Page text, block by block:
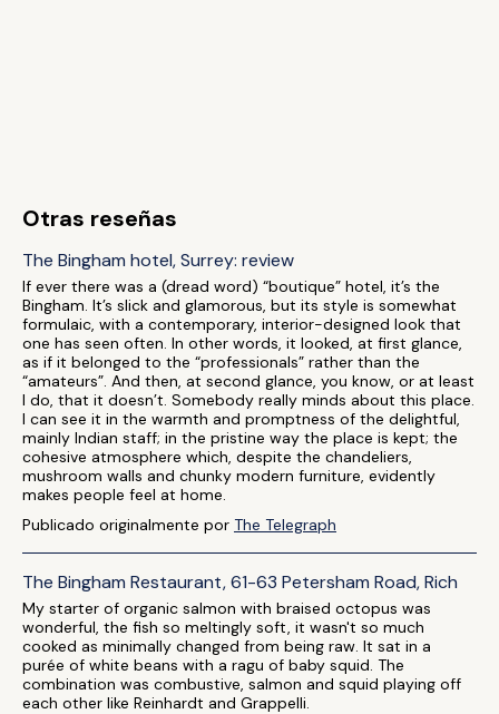
Otras reseñas
The Bingham hotel, Surrey: review
If ever there was a (dread word) “boutique” hotel, it’s the
Bingham. It’s slick and glamorous, but its style is somewhat
formulaic, with a contemporary, interior-designed look that
one has seen often. In other words, it looked, at first glance,
as if it belonged to the “professionals” rather than the
“amateurs”. And then, at second glance, you know, or at least
I do, that it doesn’t. Somebody really minds about this place.
I can see it in the warmth and promptness of the delightful,
mainly Indian staff; in the pristine way the place is kept; the
cohesive atmosphere which, despite the chandeliers,
mushroom walls and chunky modern furniture, evidently
makes people feel at home.
Publicado originalmente por The Telegraph
The Bingham Restaurant, 61-63 Petersham Road, Rich
My starter of organic salmon with braised octopus was
wonderful, the fish so meltingly soft, it wasn't so much
cooked as minimally changed from being raw. It sat in a
purée of white beans with a ragu of baby squid. The
combination was combustive, salmon and squid playing off
each other like Reinhardt and Grappelli.